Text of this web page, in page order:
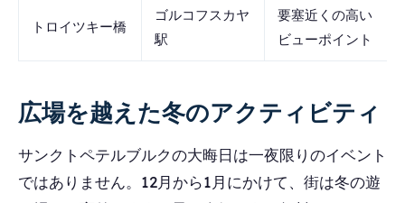
トロイツキー橋
ゴルコフスカヤ
駅
要塞近くの高い
ビューポイント
広場を越えた冬のアクティビティ
サンクトペテルブルクの大晦日は一夜限りのイベント
ではありません。12月から1月にかけて、街は冬の遊